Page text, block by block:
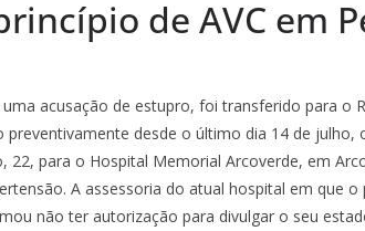
de AVC em
acusação de estupro, foi transferido para o
preventivamente desde o último dia 14 de julho,
22, para o Hospital Memorial Arcoverde, em
A assessoria do atual hospital em que o
não ter autorização para divulgar o seu